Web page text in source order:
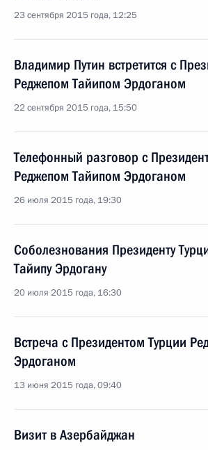
23 сентября 2015 года, 12:25
Владимир Путин встретится с
Реджепом Тайипом Эрдоганом
22 сентября 2015 года, 15:50
Телефонный разговор с
Реджепом Тайипом Эрдоганом
26 июля 2015 года, 19:30
Соболезнования Президенту
Тайипу Эрдогану
20 июля 2015 года, 16:30
Встреча с Президентом Турции
Эрдоганом
13 июня 2015 года, 09:40
Визит в Азербайджан